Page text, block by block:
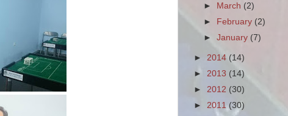
► March (2)
► February (2)
►January (7)
► 2014 (14)
► 2013 (14)
► 2012 (30)
► 2011 (30)